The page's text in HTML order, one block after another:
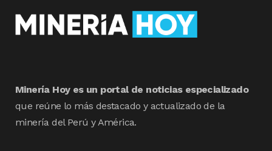
Minería Hoy es un portal de noticias especializado
que reúne lo más destacado y actualizado de la
minería del Perú y América.